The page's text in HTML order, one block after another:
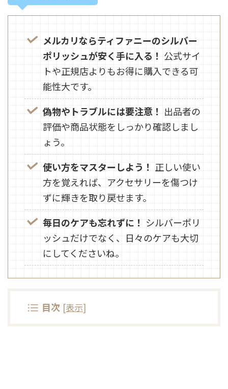
メルカリならティファニーのシルバー
ポリッシュが安く手に入る！ 公式サイ
トや正規店よりもお得に購入できる可
能性大です。
偽物やトラブルには要注意！ 出品者の
評価や商品状態をしっかり確認しまし
ょう。
使い方をマスターしよう！ 正しい使い
方を覚えれば、アクセサリーを傷つけ
ずに輝きを取り戻せます。
毎日のケアも忘れずに！ シルバーポリ
ッシュだけでなく、日々のケアも大切
にしてくださいね。
目次 [表示]